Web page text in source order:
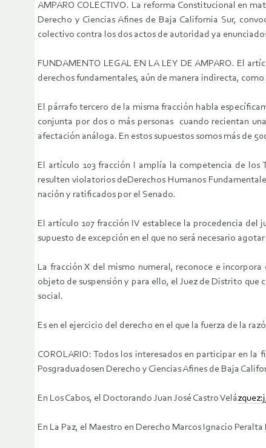
AMPARO COLECTIVO. La reforma Constitucional en
Derecho y Ciencias Afines de Baja California Sur,
colectivo contra los dos actos de autoridad ya
FUNDAMENTO LEGAL EN LA LEY DE AMPARO. El
derechos fundamentales, aún de manera indirecta,
El párrafo tercero de la misma fracción habla
conjunta por dos o más personas cuando recientan
afectación análoga. En estos supuestos somos más de
El artículo 103 fracción I amplía la competencia de los
resulten violatorios deDerechos Humanos
nación y ratificados por el Senado.
El artículo 107 fracción IV establece la procedencia
supuesto de excepción en el que no será necesario
La fracción X del mismo numeral, reconoce e
objeto de suspensión y para ello, el Juez de Distrito
social.
Es en el ejercicio del derecho en el que la fuerza de la
COROLARIO: Todos los interesados en participar en
Posgraduadosen Derecho y Ciencias Afines de Baja
En Los Cabos, el Doctorando Juan José Castro Velázquez:
En La Paz, el Maestro en Derecho Marcos Ignacio Peralta